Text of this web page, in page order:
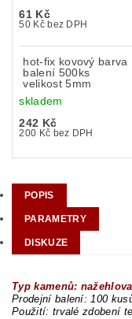
61 Kč
50 Kč bez DPH
hot-fix kovový barva
balení 500ks
velikost 5mm
skladem
242 Kč
200 Kč bez DPH
POPIS
PARAMETRY
DISKUZE
Typ kamenů:
Prodejní balení: 100
Použití: trvalé zdobení